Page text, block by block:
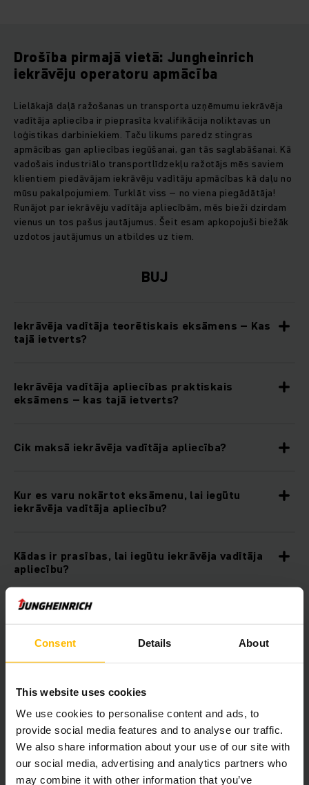
Consent Details About
This website uses cookies
We use cookies to personalise content and ads, to
provide social media features and to analyse our traffic.
We also share information about your use of our site with
our social media, advertising and analytics partners who
may combine it with other information that you’ve
Drošība pirmajā vietā: Jungheinrich
iekrāvēju operatoru apmācība
Lielākajā daļā ražošanas un transporta uzņēmumu iekrāvēja
vadītāja apliecība ir pieprasīta kvalifikācija noliktavas un
loģistikas darbiniekiem. Taču likums paredz stingras
apmācības gan apliecības iegūšanai, gan tās saglabāšanai. Kā
vadošais industriālo transportlīdzekļu ražotājs mēs saviem
klientiem piedāvājam iekrāvēju vadītāju apmācības kā daļu no
mūsu pakalpojumiem. Turklāt viss – no viena piegādātāja!
Runājot par iekrāvēju vadītāja apliecībām, mēs bieži dzirdam
vienus un tos pašus jautājumus. Šeit esam apkopojuši biežāk
uzdotos jautājumus un atbildes uz tiem.
BUJ
Iekrāvēja vadītāja teorētiskais eksāmens – Kas
tajā ietverts?
Iekrāvēja vadītāja apliecības praktiskais
eksāmens – kas tajā ietverts?
Cik maksā iekrāvēja vadītāja apliecība?
Kur es varu nokārtot eksāmenu, lai iegūtu
iekrāvēja vadītāja apliecību?
Kādas ir prasības, lai iegūtu iekrāvēja vadītāja
apliecību?
– cik veciem jābūt kandidātiem?
apliecību? Lūk, kas jādara, ja apliecība ir
Cik ilgi ir derīga iekrāvēja vadītāja apliecība?